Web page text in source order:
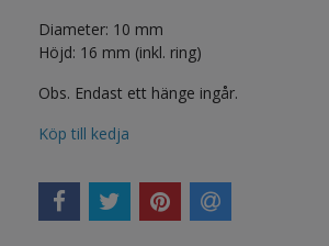
Diameter: 10 mm
Höjd: 16 mm (inkl. ring)
Obs. Endast ett hänge ingår.
Köp till kedja